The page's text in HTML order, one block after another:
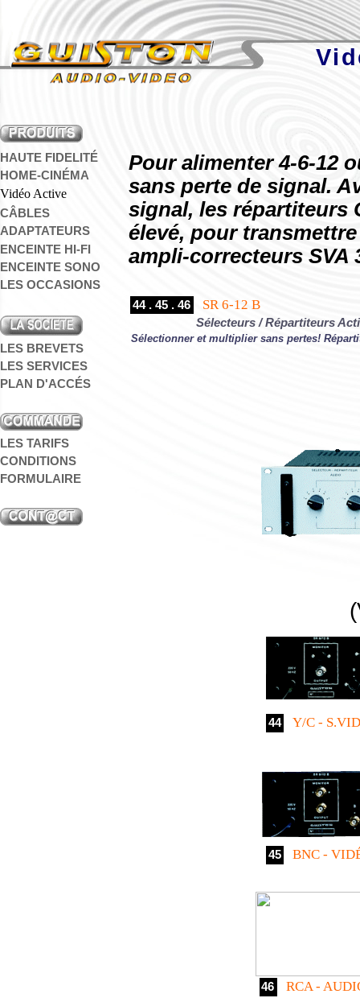
Vidéo
Pour alimenter 4-6-12
sans perte de signal.
signal, les répartiteurs
élevé, pour
ampli-correcteurs SVA
44 . 45 . 46 SR 6-12 B
Sélecteurs / Répartiteurs
Sélectionner et multiplier sans pertes!
44 Y/C -
45 BNC -
46 RCA -
HAUTE FIDELITÉ
HOME-CINÉMA
Vidéo Active
CÂBLES
ADAPTATEURS
ENCEINTE HI-FI
ENCEINTE SONO
LES OCCASIONS
LES BREVETS
LES SERVICES
PLAN D'ACCÉS
LES TARIFS
CONDITIONS
FORMULAIRE